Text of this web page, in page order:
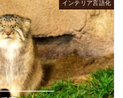
インテリア言語化